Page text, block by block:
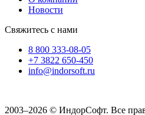
Новости
Свяжитесь с нами
8 800 333-08-05
+7 3822 650-450
info@indorsoft.ru
2003–2026 © ИндорСофт. Все